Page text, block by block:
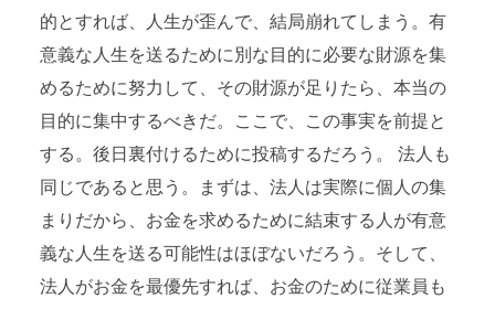
的とすれば、人生が歪んで、結局崩れてしまう。有
意義な人生を送るために別な目的に必要な財源を集
めるために努力して、その財源が足りたら、本当の
目的に集中するべきだ。ここで、この事実を前提と
する。後日裏付けるために投稿するだろう。 法人も
同じであると思う。まずは、法人は実際に個人の集
まりだから、お金を求めるために結束する人が有意
義な人生を送る可能性はほぼないだろう。そして、
法人がお金を最優先すれば、お金のために従業員も